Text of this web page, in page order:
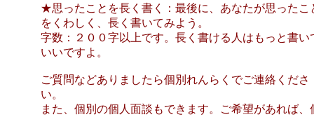
★思ったことを長く書く：最後に、あなたが思ったこ
をくわしく、長く書いてみよう。
字数：２００字以上です。長く書ける人はもっと書い
いいですよ。
ご質問などありましたら個別れんらくでご連絡くださ
い。
また、個別の個人面談もできます。ご希望があれば、